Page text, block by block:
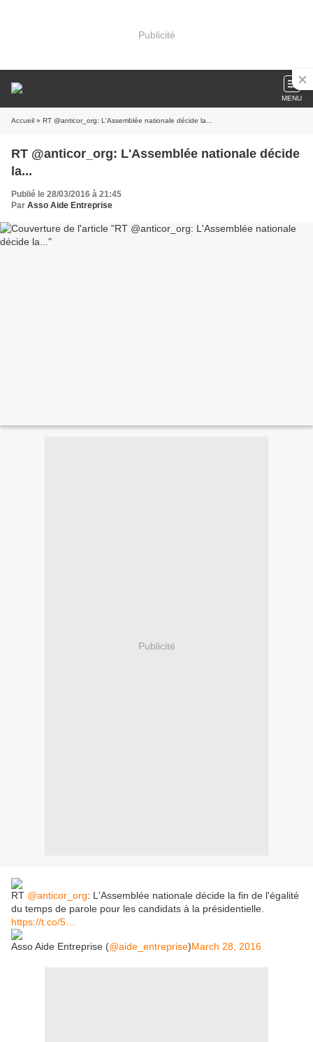
Publicité
MENU
Accueil » RT @anticor_org: L'Assemblée nationale décide la...
RT @anticor_org: L'Assemblée nationale décide
la...
Publié le 28/03/2016 à 21:45
Par Asso Aide Entreprise
Publicité
RT @anticor_org: L'Assemblée nationale décide la fin de l'égalité
du temps de parole pour les candidats à la présidentielle.
https://t.co/5…
Asso Aide Entreprise (@aide_entreprise)March 28, 2016